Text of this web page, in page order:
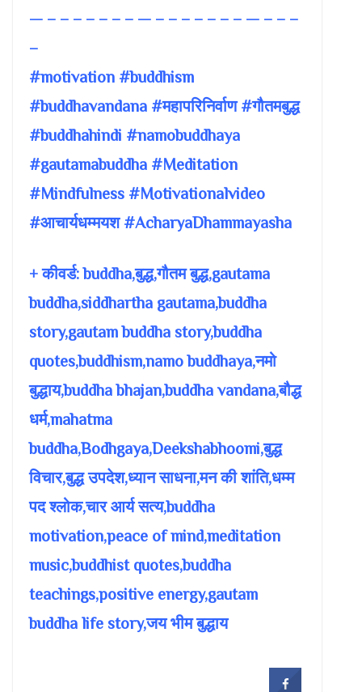
— – – – – – – – — – – – – – – – — – – –
–
#motivation #buddhism
#buddhavandana #महापरिनिर्वाण #गौतमबुद्ध
#buddhahindi #namobuddhaya
#gautamabuddha #Meditation
#Mindfulness #Motivationalvideo
#आचार्यधम्मयश #AcharyaDhammayasha
+ कीवर्ड: buddha,बुद्ध,गौतम बुद्ध,gautama
buddha,siddhartha gautama,buddha
story,gautam buddha story,buddha
quotes,buddhism,namo buddhaya,नमो
बुद्धाय,buddha bhajan,buddha vandana,बौद्ध
धर्म,mahatma
buddha,Bodhgaya,Deekshabhoomi,बुद्ध
विचार,बुद्ध उपदेश,ध्यान साधना,मन की शांति,धम्म
पद श्लोक,चार आर्य सत्य,buddha
motivation,peace of mind,meditation
music,buddhist quotes,buddha
teachings,positive energy,gautam
buddha life story,जय भीम बुद्धाय